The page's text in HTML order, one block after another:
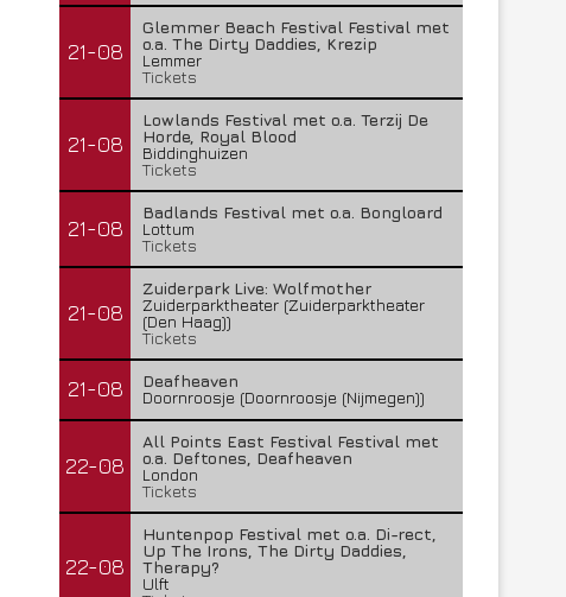
21-08
Glemmer Beach Festival Festival met
o.a. The Dirty Daddies, Krezip
Lemmer
Tickets
21-08
Lowlands Festival met o.a. Terzij De
Horde, Royal Blood
Biddinghuizen
Tickets
21-08
Badlands Festival met o.a. Bongloard
Lottum
Tickets
21-08
Zuiderpark Live: Wolfmother
Zuiderparktheater (Zuiderparktheater
(Den Haag))
Tickets
21-08
Deafheaven
Doornroosje (Doornroosje (Nijmegen))
22-08
All Points East Festival Festival met
o.a. Deftones, Deafheaven
London
Tickets
22-08
Huntenpop Festival met o.a. Di-rect,
Up The Irons, The Dirty Daddies,
Therapy?
Ulft